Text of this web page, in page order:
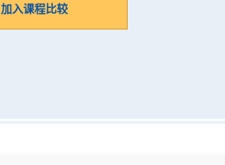
加入课程比较